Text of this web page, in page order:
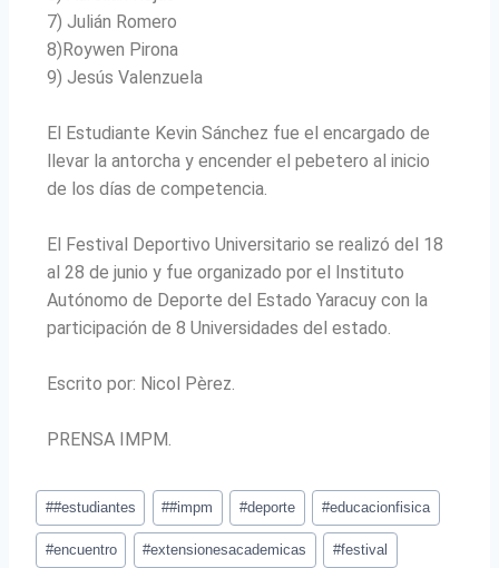
7) Julián Romero
8)Roywen Pirona
9) Jesús Valenzuela
El Estudiante Kevin Sánchez fue el encargado de
llevar la antorcha y encender el pebetero al inicio
de los días de competencia.
El Festival Deportivo Universitario se realizó del 18
al 28 de junio y fue organizado por el Instituto
Autónomo de Deporte del Estado Yaracuy con la
participación de 8 Universidades del estado.
Escrito por: Nicol Pèrez.
PRENSA IMPM.
##estudiantes ##impm #deporte #educacionfisica
#encuentro #extensionesacademicas #festival